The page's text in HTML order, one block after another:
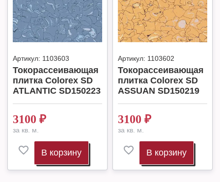
Артикул: 1103603
Токорассеивающая
плитка Colorex SD
ATLANTIC SD150223
3100 ₽
за кв. м.
В корзину
Артикул: 1103602
Токорассеивающая
плитка Colorex SD
ASSUAN SD150219
3100 ₽
за кв. м.
В корзину